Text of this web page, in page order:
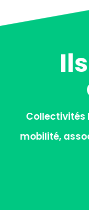
Collectivités
mobilité,